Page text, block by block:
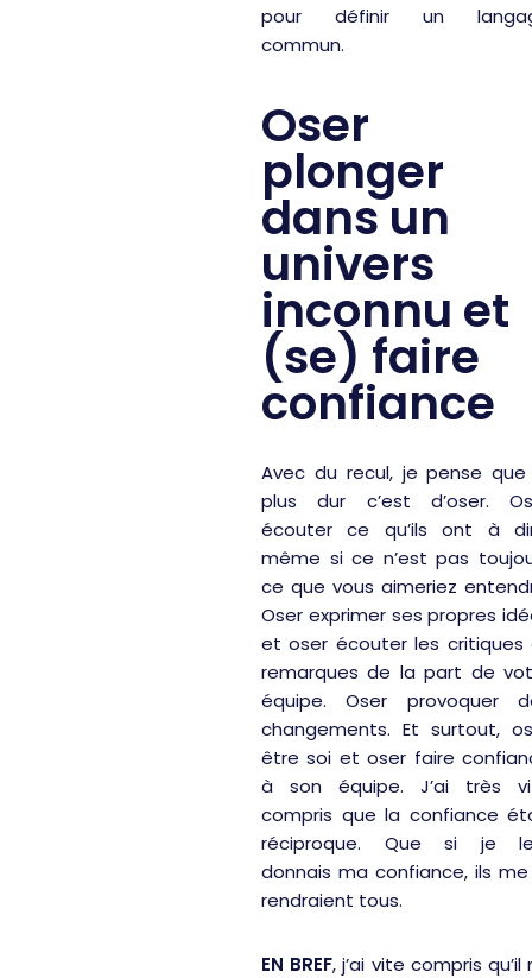
pour définir un
commun.
Oser
plonger
dans un
univers
inconnu et
(se) faire
confiance
Avec du recul, je pense
plus dur c’est d’oser.
écouter ce qu’ils ont à
même si ce n’est pas
ce que vous aimeriez
Oser exprimer ses propres
et oser écouter les critiques
remarques de la part de
équipe. Oser provoquer
changements. Et surtout,
être soi et oser faire
à son équipe. J’ai très
compris que la confiance
réciproque. Que si je
donnais ma confiance, ils
rendraient tous.
EN BREF, j’ai vite compris qu’il